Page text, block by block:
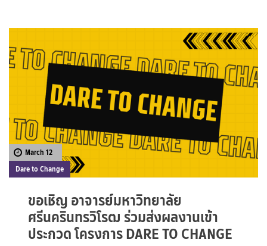
March 12
Dare to Change
ขอเชิญ อาจารย์มหาวิทยาลัย
ศรีนครินทรวิโรฒ ร่วมส่งผลงานเข้า
ประกวด โครงการ DARE TO CHANGE